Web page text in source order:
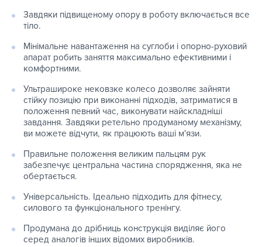
Завдяки підвищеному опору в роботу включається все
тіло.
Мінімальне навантаження на суглоби і опорно-руховий
апарат робить заняття максимально ефективними і
комфортними.
Ультрашироке нековзке колесо дозволяє зайняти
стійку позицію при виконанні підходів, затриматися в
положення певний час, виконувати найскладніші
завдання. Завдяки ретельно продуманому механізму,
ви можете відчути, як працюють ваші м'язи.
Правильне положення великим пальцям рук
забезпечує центральна частина спорядження, яка не
обертається.
Універсальність. Ідеально підходить для фітнесу,
силового та функціонального тренінгу.
Продумана до дрібниць конструкція виділяє його
серед аналогів інших відомих виробників.